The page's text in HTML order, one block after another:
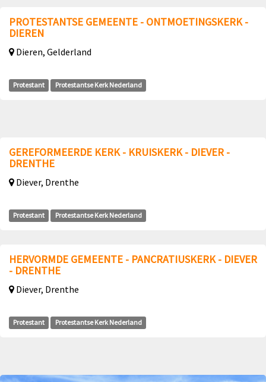
PROTESTANTSE GEMEENTE - ONTMOETINGSKERK -
DIEREN
Dieren, Gelderland
Protestant Protestantse Kerk Nederland
GEREFORMEERDE KERK - KRUISKERK - DIEVER -
DRENTHE
Diever, Drenthe
Protestant Protestantse Kerk Nederland
HERVORMDE GEMEENTE - PANCRATIUSKERK - DIEVER
- DRENTHE
Diever, Drenthe
Protestant Protestantse Kerk Nederland